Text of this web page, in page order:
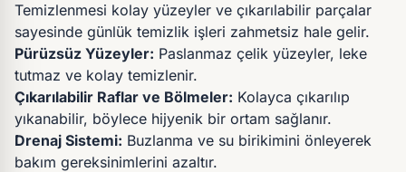
Temizlenmesi kolay yüzeyler ve çıkarılabilir parçalar
sayesinde günlük temizlik işleri zahmetsiz hale gelir.
Pürüzsüz Yüzeyler: Paslanmaz çelik yüzeyler, leke
tutmaz ve kolay temizlenir.
Çıkarılabilir Raflar ve Bölmeler: Kolayca çıkarılıp
yıkanabilir, böylece hijyenik bir ortam sağlanır.
Drenaj Sistemi: Buzlanma ve su birikimini önleyerek
bakım gereksinimlerini azaltır.